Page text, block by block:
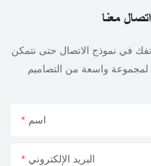
معنا
في نموذج الاتصال حتى نتمكن
واسعة من التصاميم
اسم
البريد الإلكتروني